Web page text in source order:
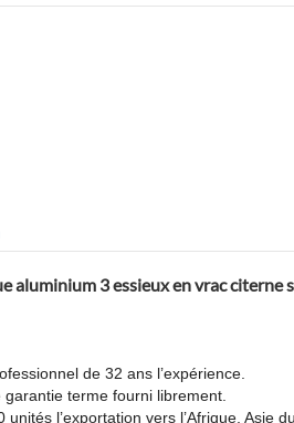
aluminium 3 essieux en vrac citerne
de 32 ans l’expérience.
terme fourni librement.
l’exportation vers l’Afrique, Asie